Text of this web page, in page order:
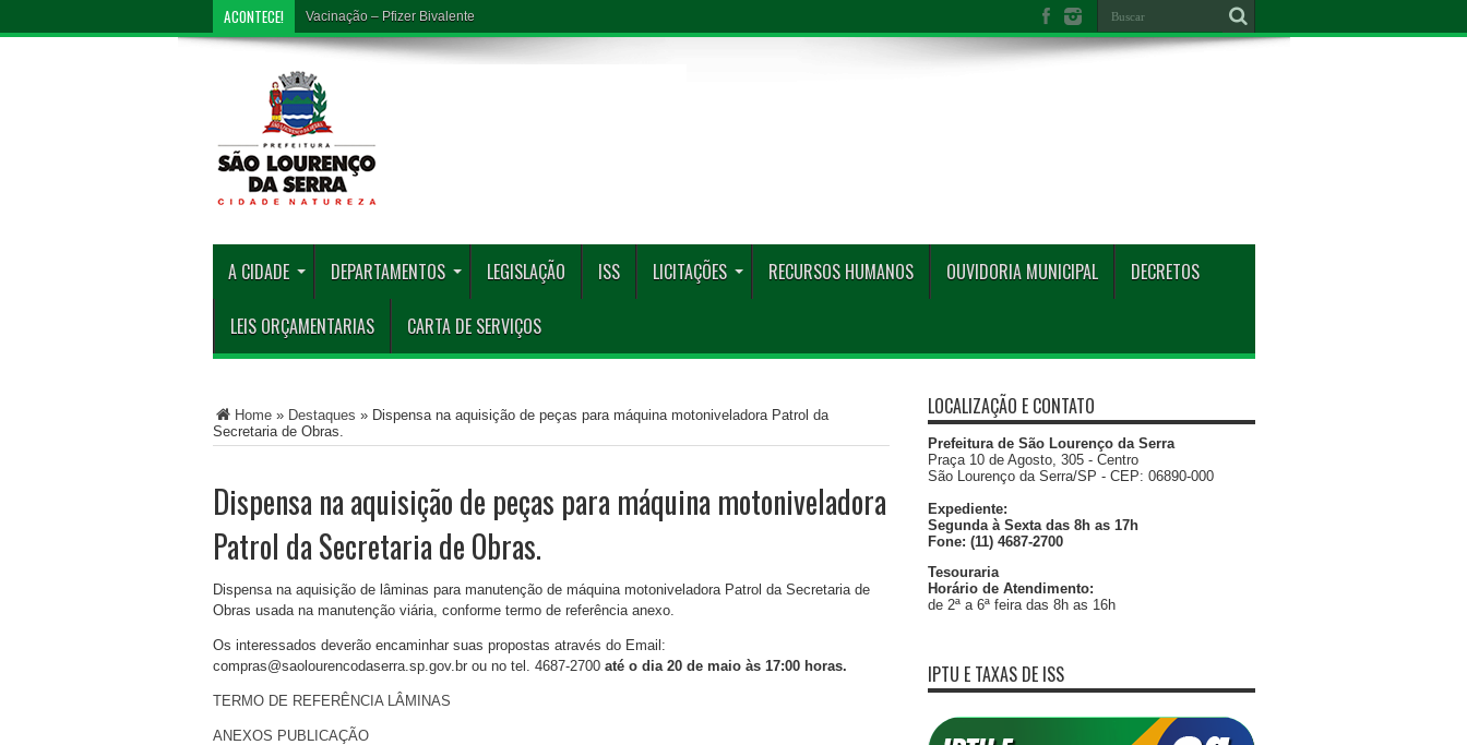
ACONTECE! QUALIFICA
A CIDADE DEPARTAMENTOS LEGISLAÇÃO ISS LICITAÇÕES RECURSOS HUMANOS OUVIDORIA MUNICIPAL DECRETOS
LEIS ORÇAMENTARIAS CARTA DE SERVIÇOS
Home» Destaques » Dispensa na aquisição de peças para máquina motoniveladora Patrol da
Secretaria de Obras.
Dispensa na aquisição de peças para máquina motoniveladora
Patrol da Secretaria de Obras.
Dispensa na aquisição de lâminas para manutenção de máquina motoniveladora Patrol da Secretaria de
Obras usada na manutenção viária, conforme termo de referência anexo.
Os interessados deverão encaminhar suas propostas através do Email:
compras@saolourencodaserra.sp.gov.br ou no tel. 4687-2700 até o dia 20 de maio às 17:00 horas.
TERMO DE REFERÊNCIA LÂMINAS
ANEXOS PUBLICAÇÃO
LOCALIZAÇÃO E CONTATO
Prefeitura de São Lourenço da Serra
Praça 10 de Agosto, 305 - Centro
São Lourenço da Serra/SP - CEP: 06890-000
Expediente:
Segunda à Sexta das 8h as 17h
Fone: (11) 4687-2700
Tesouraria
Horário de Atendimento:
de 2ª a 6ª feira das 8h as 16h
IPTU E TAXAS DE ISS